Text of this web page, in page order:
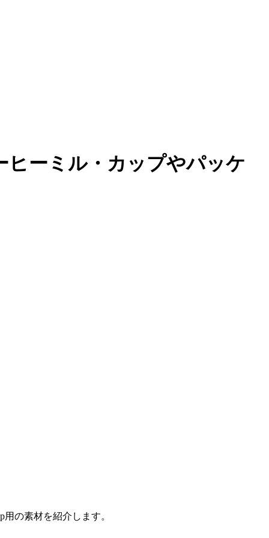
ヒーミル・カップやパッケ
の素材を紹介します。